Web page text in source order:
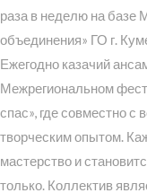
раза в неделю на базе
объединения» ГО г.
Ежегодно казачий
Межрегиональном
спас», где совместно
творческим опытом.
мастерство и
только. Коллектив